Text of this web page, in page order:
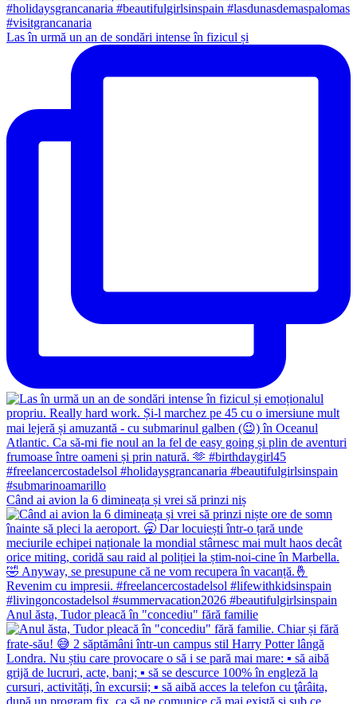
Las în urmă un an de sondări intense în fizicul și
Când ai avion la 6 dimineața și vrei să prinzi niș
Anul ăsta, Tudor pleacă în "concediu" fără familie